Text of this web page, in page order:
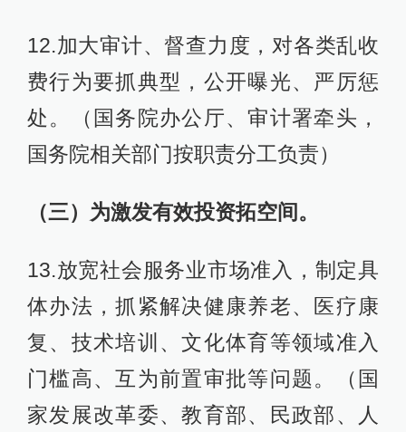
12.加大审计、督查力度，对各类乱收
费行为要抓典型，公开曝光、严厉惩
处。（国务院办公厅、审计署牵头，
国务院相关部门按职责分工负责）
（三）为激发有效投资拓空间。
13.放宽社会服务业市场准入，制定具
体办法，抓紧解决健康养老、医疗康
复、技术培训、文化体育等领域准入
门槛高、互为前置审批等问题。（国
家发展改革委、教育部、民政部、人